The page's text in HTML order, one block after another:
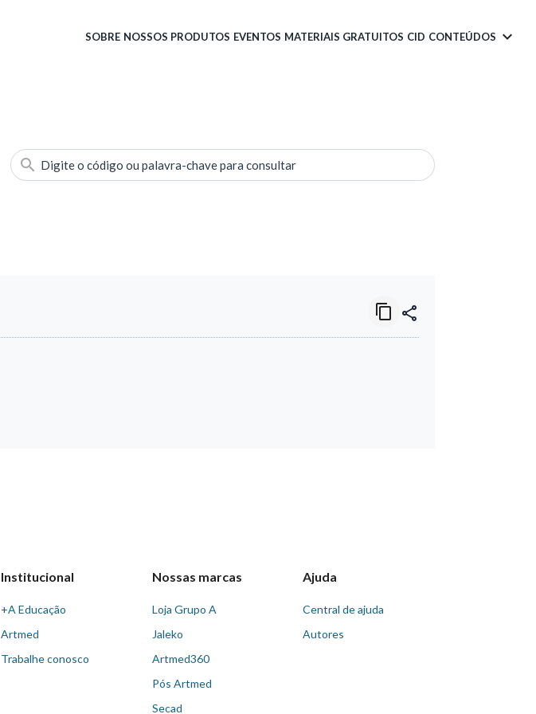
SOBRE NOSSOS PRODUTOS EVENTOS MATERIAIS GRATUITOS CID CONTEÚDOS
Digite o código ou palavra-chave para consultar
Institucional
+A Educação
Artmed
Trabalhe conosco
Nossas marcas
Loja Grupo A
Jaleko
Artmed360
Pós Artmed
Secad
Ajuda
Central de ajuda
Autores